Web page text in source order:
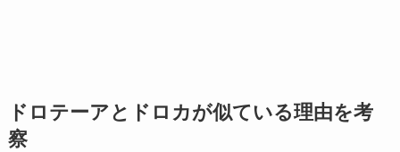
ドロテーアとドロカが似ている理由を考
察